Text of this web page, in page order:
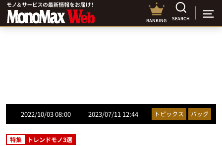
RANKING SEARCH
2022/10/03 08:00 2023/07/11 12:44 トピックス バッグ
特集 トレンドモノ3選